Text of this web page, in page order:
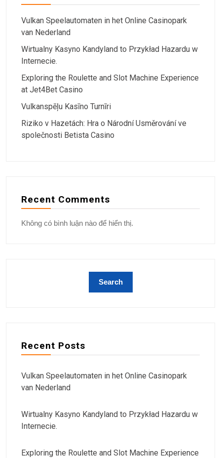
Vulkan Speelautomaten in het Online Casinopark
van Nederland
Wirtualny Kasyno Kandyland to Przykład Hazardu w
Internecie.
Exploring the Roulette and Slot Machine Experience
at Jet4Bet Casino
Vulkanspēļu Kasīno Turnīri
Riziko v Hazetách: Hra o Národní Usměrování ve
společnosti Betista Casino
Recent Comments
Không có bình luận nào để hiển thị.
Recent Posts
Vulkan Speelautomaten in het Online Casinopark
van Nederland
Wirtualny Kasyno Kandyland to Przykład Hazardu w
Internecie.
Exploring the Roulette and Slot Machine Experience